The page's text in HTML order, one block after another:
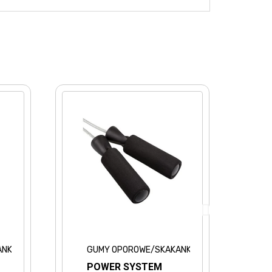
GUMY OPOROWE/SKAKANKI
POWER SYSTEM